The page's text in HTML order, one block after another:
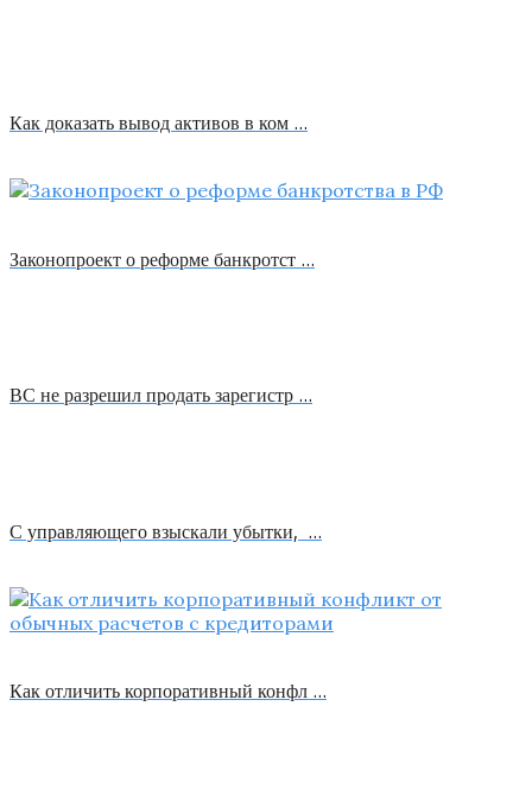
Как доказать вывод активов в ком …
Законопроект о реформе банкротст …
ВС не разрешил продать зарегистр …
С управляющего взыскали убытки, …
Как отличить корпоративный конфл …